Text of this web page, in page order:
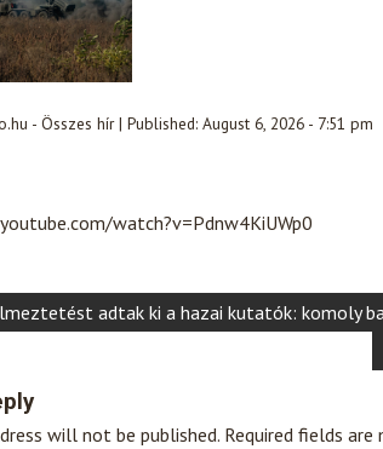
- Összes hír| Published: August 6, 2026 - 7:51 pm
watch?v=Pdnw4KiUWp0
adtak ki a hazai kutatók: komoly
will not be published. Required fields are